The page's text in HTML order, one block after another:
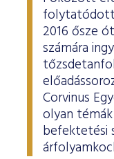
folytatódott
2016 ősze
számára
Corvinus
olyan
befektetési